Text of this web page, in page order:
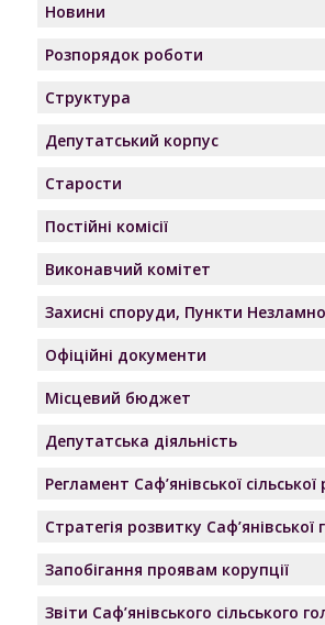
Новини
Розпорядок роботи
Структура
Депутатський корпус
Старости
Постійні комісії
Виконавчий комітет
Захисні споруди, Пункти
Офіційні документи
Місцевий бюджет
Депутатська діяльність
Регламент Саф’янівської
Стратегія розвитку Саф’янівської
Запобігання проявам корупції
Звіти Саф’янівського сільського